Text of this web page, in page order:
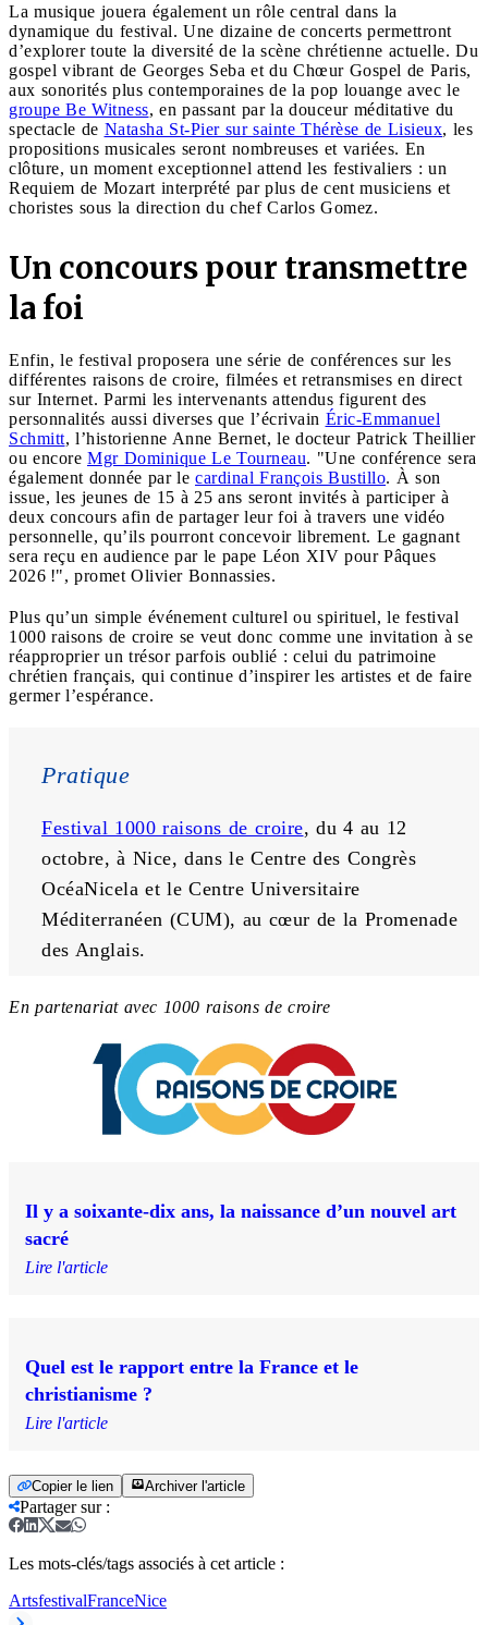
La musique jouera également un rôle central dans la
dynamique du festival. Une dizaine de concerts permettront
d’explorer toute la diversité de la scène chrétienne actuelle. Du
gospel vibrant de Georges Seba et du Chœur Gospel de Paris,
aux sonorités plus contemporaines de la pop louange avec le
groupe Be Witness, en passant par la douceur méditative du
spectacle de Natasha St-Pier sur sainte Thérèse de Lisieux, les
propositions musicales seront nombreuses et variées. En
clôture, un moment exceptionnel attend les festivaliers : un
Requiem de Mozart interprété par plus de cent musiciens et
choristes sous la direction du chef Carlos Gomez.
Un concours pour transmettre
la foi
Enfin, le festival proposera une série de conférences sur les
différentes raisons de croire, filmées et retransmises en direct
sur Internet. Parmi les intervenants attendus figurent des
personnalités aussi diverses que l’écrivain Éric-Emmanuel
Schmitt, l’historienne Anne Bernet, le docteur Patrick Theillier
ou encore Mgr Dominique Le Tourneau. "Une conférence sera
également donnée par le cardinal François Bustillo. À son
issue, les jeunes de 15 à 25 ans seront invités à participer à
deux concours afin de partager leur foi à travers une vidéo
personnelle, qu’ils pourront concevoir librement. Le gagnant
sera reçu en audience par le pape Léon XIV pour Pâques
2026 !", promet Olivier Bonnassies.
Plus qu’un simple événement culturel ou spirituel, le festival
1000 raisons de croire se veut donc comme une invitation à se
réapproprier un trésor parfois oublié : celui du patrimoine
chrétien français, qui continue d’inspirer les artistes et de faire
germer l’espérance.
Pratique
Festival 1000 raisons de croire, du 4 au 12
octobre, à Nice, dans le Centre des Congrès
OcéaNicela et le Centre Universitaire
Méditerranéen (CUM), au cœur de la Promenade
des Anglais.
En partenariat avec 1000 raisons de croire
Il y a soixante-dix ans, la naissance d’un nouvel art
sacré
Lire l'article
Quel est le rapport entre la France et le
christianisme ?
Lire l'article
Copier le lien Archiver l'article
Partager sur:
Les mots-clés/tags associés à cet article :
ArtsfestivalFranceNice